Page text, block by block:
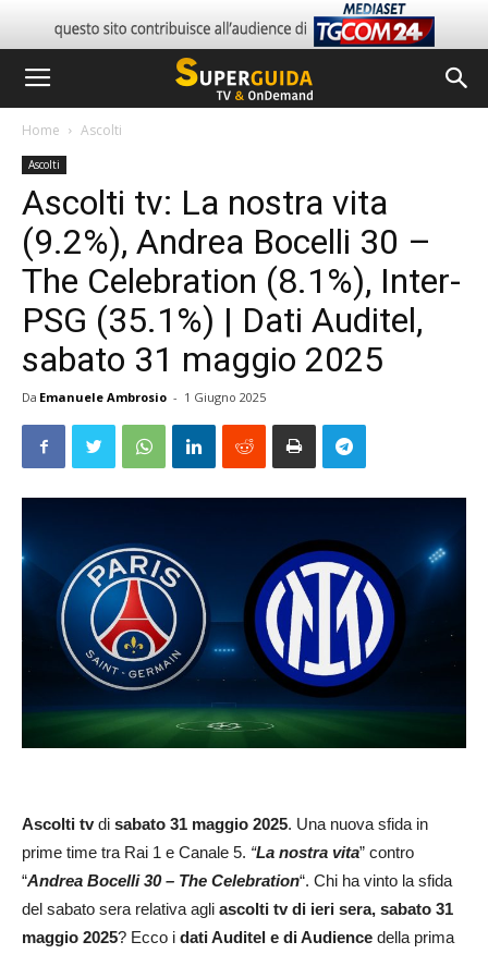
Home Ascolti
Ascolti
Ascolti tv: La nostra vita
(9.2%), Andrea Bocelli 30 –
The Celebration (8.1%), Inter-
PSG (35.1%) | Dati Auditel,
sabato 31 maggio 2025
Da Emanuele Ambrosio - 1 Giugno 2025
Ascolti tvdi sabato 31 maggio 2025. Una nuova sfida in
prime time tra Rai 1 e Canale 5. “La nostra vita” contro
“Andrea Bocelli 30 – The Celebration“. Chi ha vinto la sfida
del sabato sera relativa agli ascolti tv di ieri sera, sabato 31
maggio 2025? Ecco i dati Auditel e di Audience della prima